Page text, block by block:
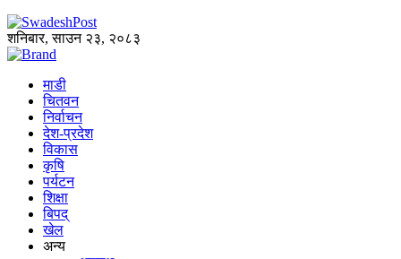
शनिबार, साउन २३, २०८३
माडी
चितवन
निर्वाचन
देश-प्रदेश
विकास
कृषि
पर्यटन
शिक्षा
बिपद्
खेल
अन्य